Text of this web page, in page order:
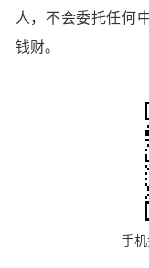
人，不会委托任何
钱财。
手